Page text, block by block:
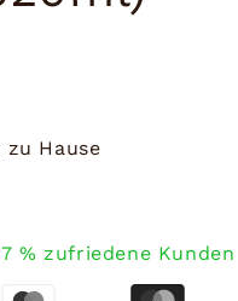
zu Hause
% zufriedene Kunden